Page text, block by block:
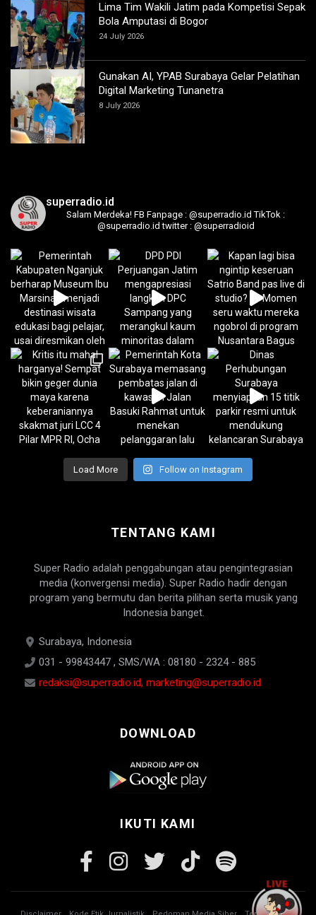
Lima Tim Wakili Jatim pada Kompetisi Sepak
Bola Amputasi di Bogor
24 July 2026
Gunakan AI, YPAB Surabaya Gelar Pelatihan
Digital Marketing Tunanetra
8 July 2026
superradio.id
Salam Merdeka! FB Fanpage : @superradio.id TikTok :
@superradio.id twitter : @superradioid
Load More Follow on Instagram
TENTANG KAMI
Super Radio adalah penggabungan atau pengintegrasian
media (konvergensi media). Super Radio hadir dengan
program yang bermutu dan berita pilihan serta musik yang
Indonesia banget.
Surabaya, Indonesia
031 - 99843447 , SMS/WA : 08180 - 2324 - 885
redaksi@superradio.id, marketing@superradio.id
DOWNLOAD
IKUTI KAMI